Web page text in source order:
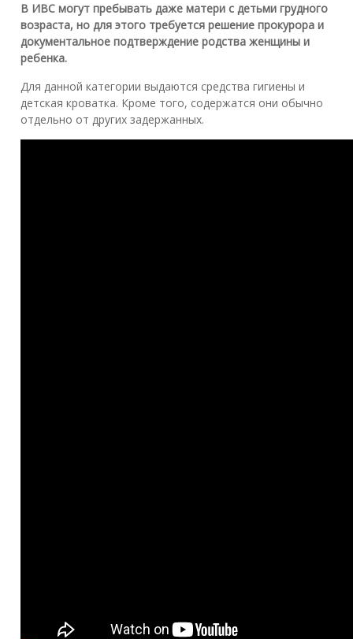
В ИВС могут пребывать даже матери с детьми грудного
возраста, но для этого требуется решение прокурора и
документальное подтверждение родства женщины и
ребенка.
Для данной категории выдаются средства гигиены и
детская кроватка. Кроме того, содержатся они обычно
отдельно от других задержанных.